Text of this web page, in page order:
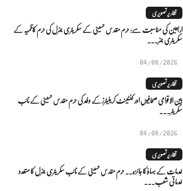
تقاریر تصویری
اربعین کی مناسبت سے: حرم مقدس حسینی کے سکریٹری جنرل کی حرم کاظمیہ کے
سکریٹری جنر...
04/08/2026
تقاریر تصویری
بین الاقوامی صحافیوں اور کنٹینٹ کریئیٹرز کے وفد کی حرم مقدس حسینی کے نائب
سکریٹر...
04/08/2026
تقاریر تصویری
خدمات کے بہاؤ کا جائزہ.. حرم مقدس حسینی کے نائب سکریٹری جنرل کا متعدد
خدماتی شعب...